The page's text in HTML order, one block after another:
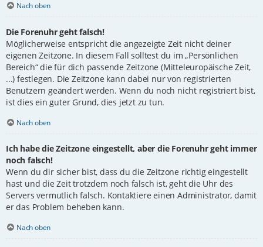
Nach oben
Die Forenuhr geht falsch!
Möglicherweise entspricht die angezeigte Zeit nicht deiner
eigenen Zeitzone. In diesem Fall solltest du im „Persönlichen
Bereich“ die für dich passende Zeitzone (Mitteleuropäische Zeit,
...) festlegen. Die Zeitzone kann dabei nur von registrierten
Benutzern geändert werden. Wenn du noch nicht registriert bist,
ist dies ein guter Grund, dies jetzt zu tun.
Nach oben
Ich habe die Zeitzone eingestellt, aber die Forenuhr geht immer
noch falsch!
Wenn du dir sicher bist, dass du die Zeitzone richtig eingestellt
hast und die Zeit trotzdem noch falsch ist, geht die Uhr des
Servers vermutlich falsch. Kontaktiere einen Administrator, damit
er das Problem beheben kann.
Nach oben